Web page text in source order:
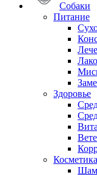
Собаки
Питание
Здоровье